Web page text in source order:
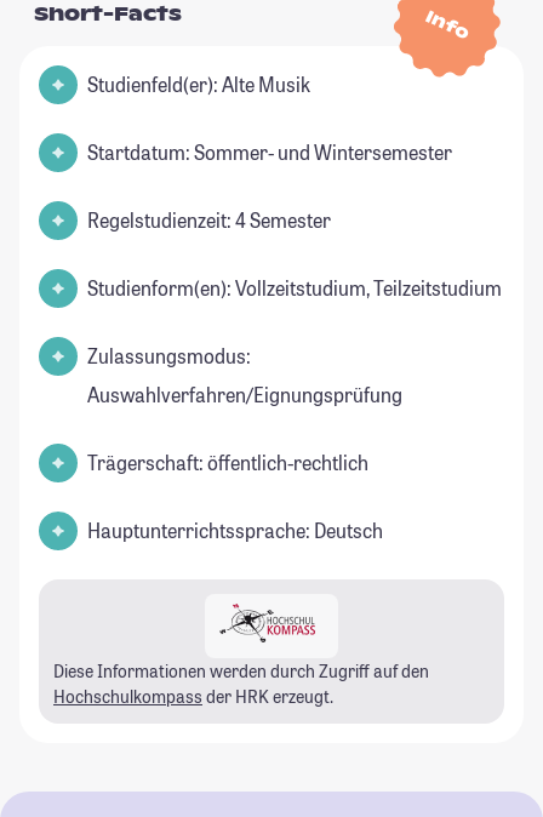
Info
Short-Facts
Studienfeld(er): Alte Musik
Startdatum: Sommer- und Wintersemester
Regelstudienzeit: 4 Semester
Studienform(en): Vollzeitstudium, Teilzeitstudium
Zulassungsmodus:
Auswahlverfahren/Eignungsprüfung
Trägerschaft: öffentlich-rechtlich
Hauptunterrichtssprache: Deutsch
Diese Informationen werden durch Zugriff auf den
Hochschulkompass der HRK erzeugt.